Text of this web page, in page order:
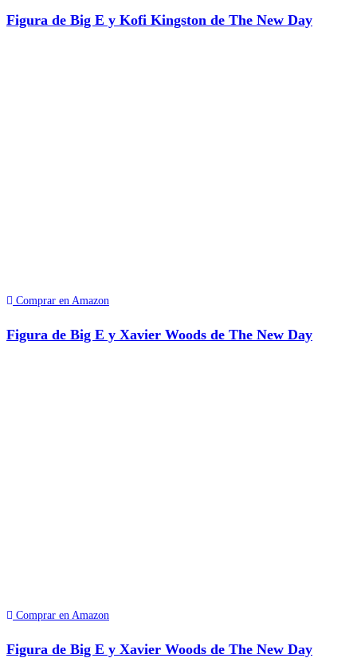
Figura de Big E y Kofi Kingston de The New Day
Comprar en Amazon
Figura de Big E y Xavier Woods de The New Day
Comprar en Amazon
Figura de Big E y Xavier Woods de The New Day